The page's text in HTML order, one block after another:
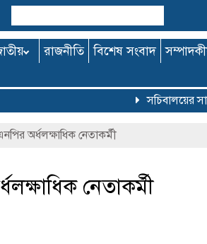
রাজনীতি বিশেষ সংবাদ
সচিবালয়ের
অর্ধলক্ষাধিক নেতাকর্মী
নেতাকর্মী